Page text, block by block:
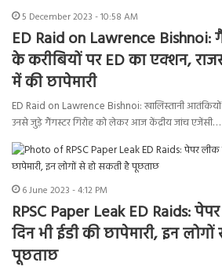
5 December 2023 - 10:58 AM
ED Raid on Lawrence Bishnoi:
के करीबियों पर ED का एक्शन,
में की छापेमारी
ED Raid on Lawrence Bishnoi: खालिस्तानी
उनसे जुड़े गैंगस्टर गिरोह को लेकर आज केंद्रीय जांच एजेंसी…
6 June 2023 - 4:12 PM
RPSC Paper Leak ED Raids:
दिन भी ईडी की छापेमारी, इन
पूछताछ